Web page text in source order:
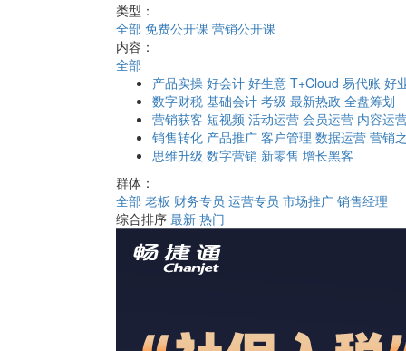
类型：
全部 免费公开课 营销公开课
内容：
全部
产品实操 好会计 好生意 T+Cloud 易代账 好
数字财税 基础会计 考级 最新热政 全盘筹划
营销获客 短视频 活动运营 会员运营 内容运
销售转化 产品推广 客户管理 数据运营 营销
思维升级 数字营销 新零售 增长黑客
群体：
全部 老板 财务专员 运营专员 市场推广 销售经理
综合排序 最新 热门